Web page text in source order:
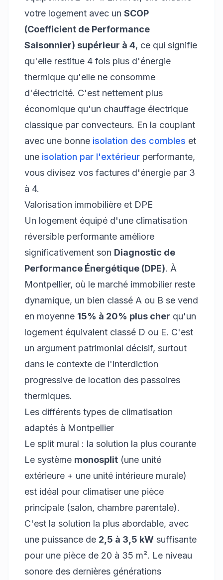
votre logement avec un SCOP
(Coefficient de Performance
Saisonnier) supérieur à 4, ce qui signifie
qu'elle restitue 4 fois plus d'énergie
thermique qu'elle ne consomme
d'électricité. C'est nettement plus
économique qu'un chauffage électrique
classique par convecteurs. En la couplant
avec une bonne isolation des combles et
une isolation par l'extérieur performante,
vous divisez vos factures d'énergie par 3
à 4.
Valorisation immobilière et DPE
Un logement équipé d'une climatisation
réversible performante améliore
significativement son Diagnostic de
Performance Énergétique (DPE). À
Montpellier, où le marché immobilier reste
dynamique, un bien classé A ou B se vend
en moyenne 15% à 20% plus cher qu'un
logement équivalent classé D ou E. C'est
un argument patrimonial décisif, surtout
dans le contexte de l'interdiction
progressive de location des passoires
thermiques.
Les différents types de climatisation
adaptés à Montpellier
Le split mural : la solution la plus courante
Le système monosplit (une unité
extérieure + une unité intérieure murale)
est idéal pour climatiser une pièce
principale (salon, chambre parentale).
C'est la solution la plus abordable, avec
une puissance de 2,5 à 3,5 kW suffisante
pour une pièce de 20 à 35 m². Le niveau
sonore des dernières générations